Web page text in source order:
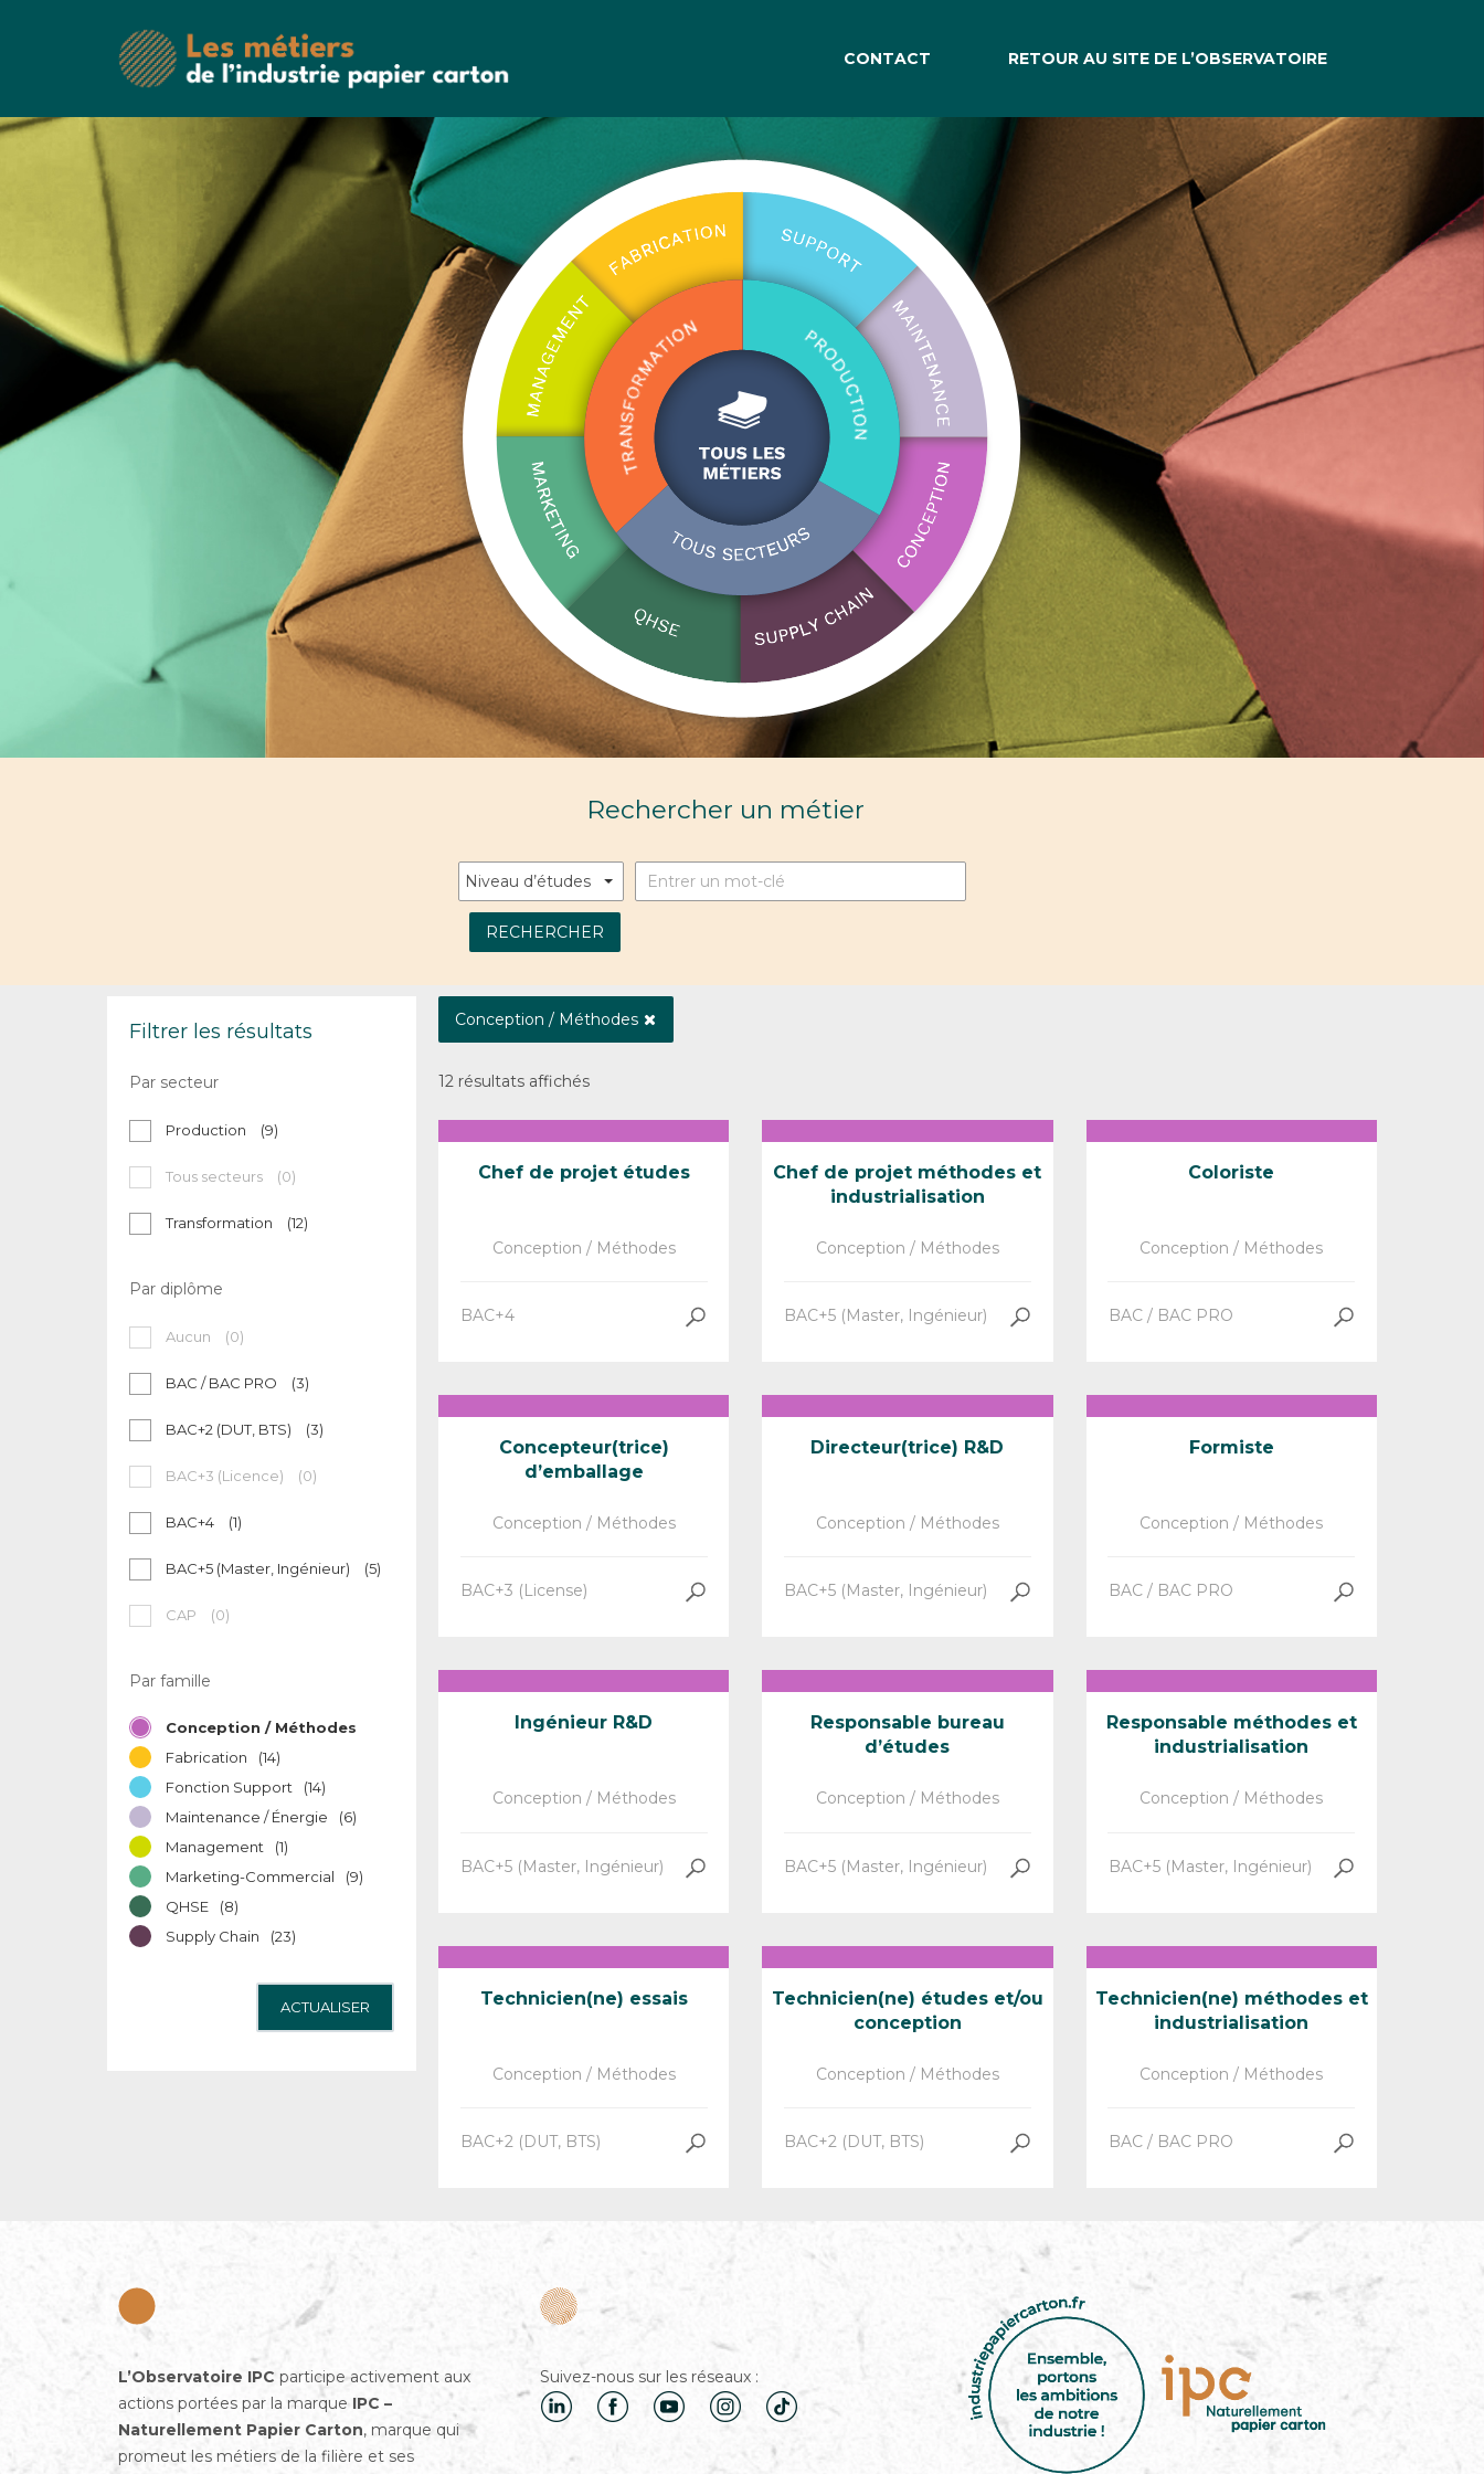
CONTACT RETOUR AU SITE DE L’OBSERVATOIRE
Rechercher un métier
Conception / Méthodes
12 résultats affichés
Chef de projet études
Conception / Méthodes
BAC+4
Chef de projet méthodes et
industrialisation
Conception / Méthodes
BAC+5 (Master, Ingénieur)
Coloriste
Conception / Méthodes
BAC / BAC PRO
Concepteur(trice)
d’emballage
Conception / Méthodes
BAC+3 (License)
Directeur(trice) R&D
Conception / Méthodes
BAC+5 (Master, Ingénieur)
Formiste
Conception / Méthodes
BAC / BAC PRO
Ingénieur R&D
Conception / Méthodes
BAC+5 (Master, Ingénieur)
Responsable bureau
d’études
Conception / Méthodes
BAC+5 (Master, Ingénieur)
Responsable méthodes et
industrialisation
Conception / Méthodes
BAC+5 (Master, Ingénieur)
Technicien(ne) essais
Conception / Méthodes
BAC+2 (DUT, BTS)
Technicien(ne) études et/ou
conception
Conception / Méthodes
BAC+2 (DUT, BTS)
Technicien(ne) méthodes et
industrialisation
Conception / Méthodes
BAC / BAC PRO
Filtrer les résultats
Par secteur
Production (9)
Tous secteurs (0)
Transformation (12)
Par diplôme
Aucun (0)
BAC / BAC PRO (3)
BAC+2 (DUT, BTS) (3)
BAC+3 (Licence) (0)
BAC+4 (1)
BAC+5 (Master, Ingénieur) (5)
CAP (0)
Par famille
Conception / Méthodes
Fabrication
(14)
Fonction Support
(14)
Maintenance / Énergie
(6)
Management
(1)
Marketing-Commercial
(9)
QHSE
(8)
Supply Chain
(23)
ACTUALISER
L’Observatoire IPC participe activement aux
actions portées par la marque IPC –
Naturellement Papier Carton, marque qui
promeut les métiers de la filière et ses
Suivez-nous sur les réseaux :